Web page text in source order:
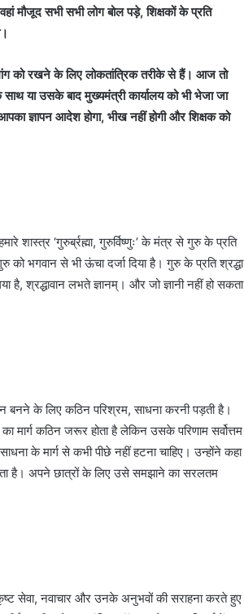
सभी सभी लोग बोल पड़े, शिक्षकों के प्रति
को रखने के लिए लोकतांत्रिक तरीके से हैं। आज तो
या उसके बाद मुख्यमंत्री कार्यालय को भी भेजा जा
ज्ञापन आदेश होगा, भीख नहीं होगी और शिक्षक को
शास्त्र ‘गुरुर्ब्रह्मा, गुरुर्विष्णुः’ के मंत्र से गुरु के प्रति
को भगवान से भी ऊंचा दर्जा दिया है। गुरु के प्रति श्रद्धा
है, श्रद्धावान लभते ज्ञानम्। और जो ज्ञानी नहीं हो सकता
बनने के लिए कठिन परिश्रम, साधना करनी पड़ती है।
कठिन जरूर होता है लेकिन उसके परिणाम सर्वोत्तम
के मार्ग से कभी पीछे नहीं हटना चाहिए। उन्होंने कहा
है। अपने छात्रों के लिए उसे समझाने का सरलतम
सेवा, नवाचार और उनके अनुभवों की सराहना करते हुए